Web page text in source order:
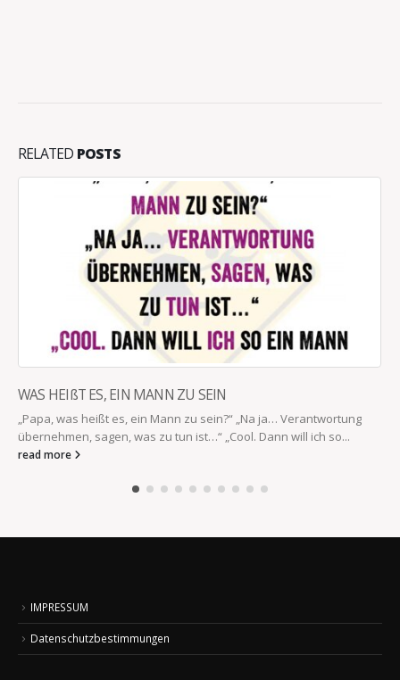
RELATED POSTS
WAS HEIßT ES, EIN MANN ZU SEIN
„Papa, was heißt es, ein Mann zu sein?“ „Na ja… Verantwortung
übernehmen, sagen, was zu tun ist…“ „Cool. Dann will ich so...
read more
IMPRESSUM
Datenschutzbestimmungen